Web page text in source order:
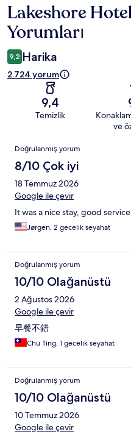
Yorumlar
Lakeshore
Yorumları
9,2 Harika
2.724 yorum
9,4
Temizlik
ve
Yorumlar
Doğrulanmış yorum
8/10 Çok iyi
18 Temmuz 2026
Google ile çevir
It was a nice stay, good
Jørgen, 2 gecelik seyahat
Doğrulanmış yorum
10/10 Olağanüstü
2 Ağustos 2026
Google ile çevir
早餐不錯
Chu Ting, 1 gecelik seyahat
Doğrulanmış yorum
10/10 Olağanüstü
10 Temmuz 2026
Google ile çevir